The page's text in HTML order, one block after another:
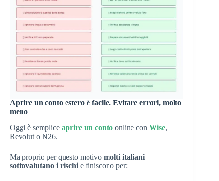
Aprire un conto estero è facile. Evitare errori, molto
meno
Oggi è semplice aprire un conto online con Wise,
Revolut o N26.
Ma proprio per questo motivo molti italiani
sottovalutano i rischi e finiscono per: